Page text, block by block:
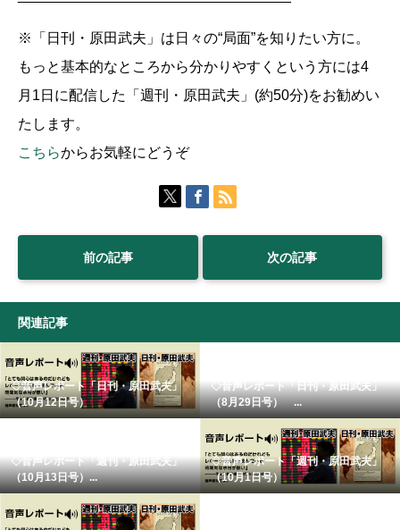
※「日刊・原田武夫」は日々の“局面”を知りたい方に。
もっと基本的なところから分かりやすくという方には4
月1日に配信した「週刊・原田武夫」(約50分)をお勧めい
たします。
こちらからお気軽にどうぞ
前の記事 次の記事
関連記事
◇音声レポート「日刊・原田武夫」
（10月12日号）
◇音声レポート「日刊・原田武夫」
（8月29日号） ...
◇音声レポート「週刊・原田武夫」
（10月13日号）...
◇音声レポート「週刊・原田武夫」
（10月1日号）